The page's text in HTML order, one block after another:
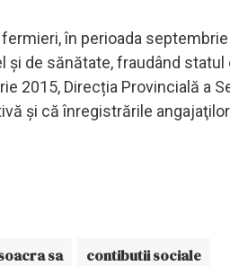
în perioada septembrie
şi de sănătate, fraudând statul
2015, Direcția Provincială a
și că înregistrările
sa contibutii sociale